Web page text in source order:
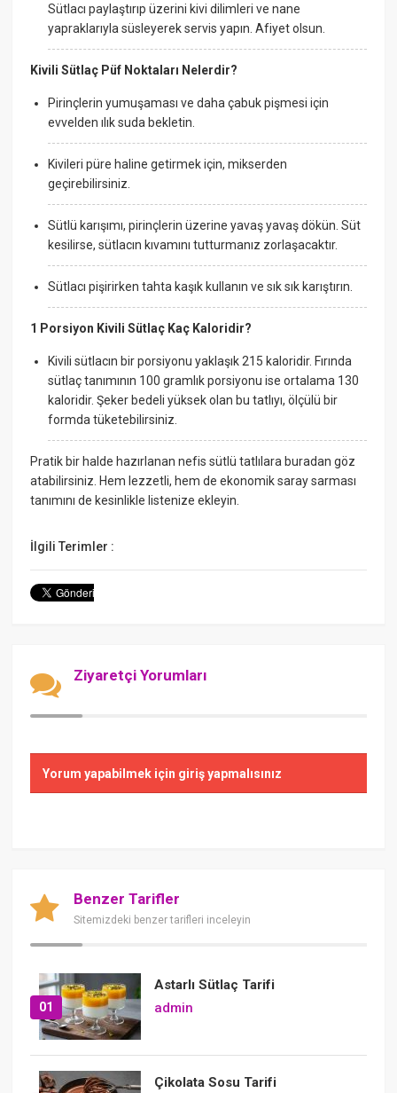
Sütlacı paylaştırıp üzerini kivi dilimleri ve nane
yapraklarıyla süsleyerek servis yapın. Afiyet olsun.
Kivili Sütlaç Püf Noktaları Nelerdir?
Pirinçlerin yumuşaması ve daha çabuk pişmesi için
evvelden ılık suda bekletin.
Kivileri püre haline getirmek için, mikserden
geçirebilirsiniz.
Sütlü karışımı, pirinçlerin üzerine yavaş yavaş dökün. Süt
kesilirse, sütlacın kıvamını tutturmanız zorlaşacaktır.
Sütlacı pişirirken tahta kaşık kullanın ve sık sık karıştırın.
1 Porsiyon Kivili Sütlaç Kaç Kaloridir?
Kivili sütlacın bir porsiyonu yaklaşık 215 kaloridir. Fırında
sütlaç tanımının 100 gramlık porsiyonu ise ortalama 130
kaloridir. Şeker bedeli yüksek olan bu tatlıyı, ölçülü bir
formda tüketebilirsiniz.
Pratik bir halde hazırlanan nefis sütlü tatlılara buradan göz
atabilirsiniz. Hem lezzetli, hem de ekonomik saray sarması
tanımını de kesinlikle listenize ekleyin.
İlgili Terimler :
Ziyaretçi Yorumları
Yorum yapabilmek için giriş yapmalısınız
Benzer Tarifler
Sitemizdeki benzer tarifleri inceleyin
01
Astarlı Sütlaç Tarifi
admin
Çikolata Sosu Tarifi